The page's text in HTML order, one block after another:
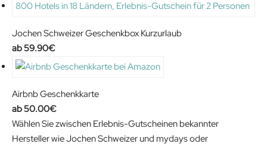
Jochen Schweizer Geschenkbox Kurzurlaub
59.90€
Airbnb Geschenkkarte
50.00€
Wählen Sie zwischen Erlebnis-Gutscheinen bekannter
Hersteller wie Jochen Schweizer und mydays oder